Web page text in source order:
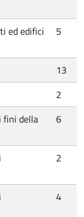
ed edifici
5
13
2
fini della
6
2
4